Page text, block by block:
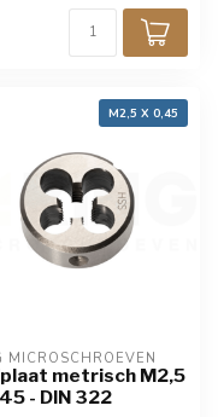
M2,5 X 0,45
MICROSCHROEVEN
metrisch M2,5
- DIN 322